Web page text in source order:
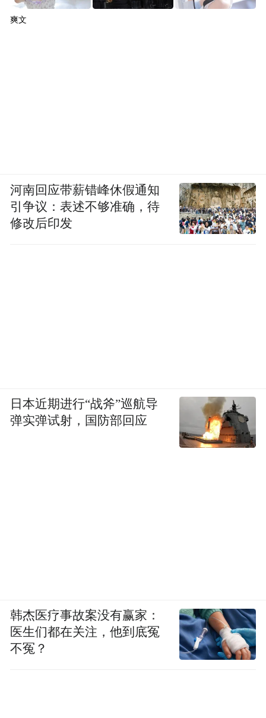
爽文
河南回应带薪错峰休假通知
引争议：表述不够准确，待
修改后印发
日本近期进行“战斧”巡航导
弹实弹试射，国防部回应
韩杰医疗事故案没有赢家：
医生们都在关注，他到底冤
不冤？